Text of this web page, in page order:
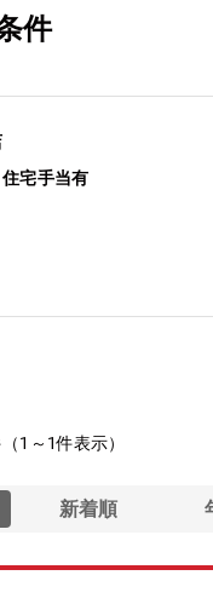
件
宅手当有
1～1件表示）
新着順